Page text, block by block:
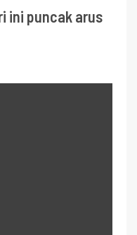
ini puncak arus